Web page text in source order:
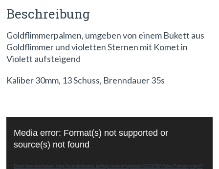
Beschreibung
Goldflimmerpalmen, umgeben von einem Bukett aus
Goldflimmer und violetten Sternen mit Komet in
Violett aufsteigend
Kaliber 30mm, 13 Schuss, Brenndauer 35s
Player
Media error: Format(s) not supported or
source(s) not found
Datei herunterladen: http://worldofbeats.de/wp-content/uploads/2023/09/Violet-Fantasy.mp4?